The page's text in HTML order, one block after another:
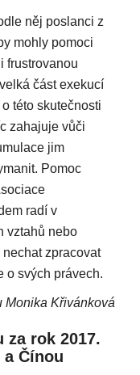
něj poslanci z
mohly pomoci
frustrovanou
část exekucí
této skutečnosti
zahajuje vůči
jim
Pomoc
radí v
vztahů nebo
zpracovat
o svých právech.
Monika Křivánková
za rok 2017.
Čínou